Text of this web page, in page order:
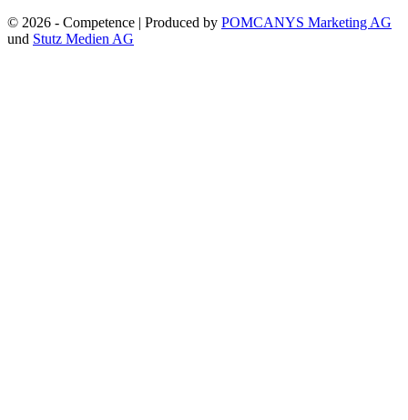
© 2026 - Competence | Produced by POMCANYS Marketing AG
und Stutz Medien AG